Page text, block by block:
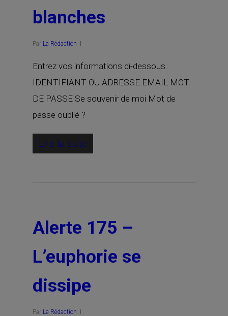
blanches
Par La Rédaction
Entrez vos informations ci-dessous.
IDENTIFIANT OU ADRESSE EMAIL MOT
DE PASSE Se souvenir de moi Mot de
passe oublié ?
Lire la suite
Alerte 175 –
L’euphorie se
dissipe
Par La Rédaction